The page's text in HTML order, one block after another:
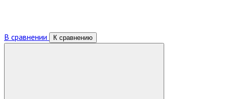
В сравнении К сравнению